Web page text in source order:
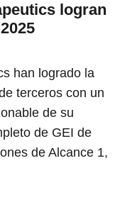
logran
han logrado la
terceros con un
de su
de GEI de
de Alcance 1,